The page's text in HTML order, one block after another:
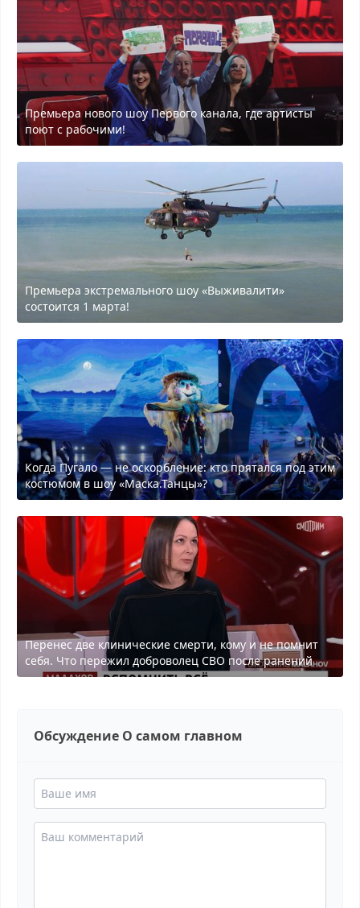
Премьера нового шоу Первого канала, где артисты
поют с рабочими!
Премьера экстремального шоу «Выживалити»
состоится 1 марта!
Когда Пугало — не оскорбление: кто прятался под этим
костюмом в шоу «Маска.Танцы»?
Перенес две клинические смерти, кому и не помнит
себя. Что пережил доброволец СВО после ранений
Обсуждение О самом главном